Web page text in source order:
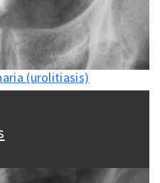
(urolitiasis)